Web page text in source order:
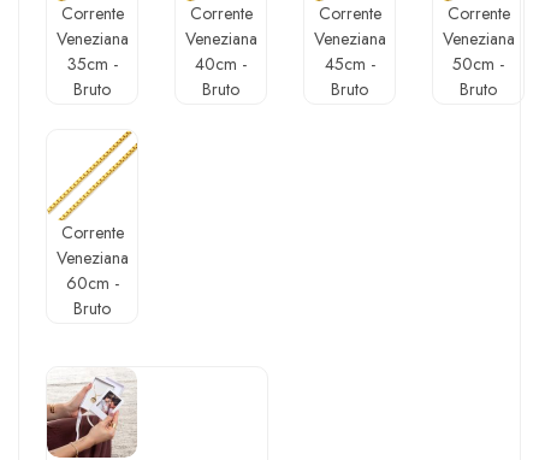
Corrente
Veneziana
35cm -
Bruto
Corrente
Veneziana
40cm -
Bruto
Corrente
Veneziana
45cm -
Bruto
Corrente
Veneziana
50cm -
Bruto
Corrente
Veneziana
60cm -
Bruto